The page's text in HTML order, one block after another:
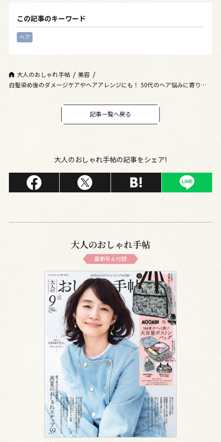
この記事のキーワード
ヘア
大人のおしゃれ手帖
美容
白髪染め後のダメージケアやヘアアレンジにも！ 50代のヘア悩みに寄り添
記事一覧へ戻る
大人のおしゃれ手帖の記事をシェア!
大人のおしゃれ手帖
最新号＆付録